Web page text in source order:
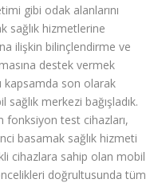
gibi odak alanlarını
sağlık hizmetlerine
ilişkin bilinçlendirme ve
destek vermek
kapsamda son olarak
sağlık merkezi bağışladık.
fonksiyon test cihazları,
basamak sağlık hizmeti
cihazlara sahip olan mobil
doğrultusunda tüm